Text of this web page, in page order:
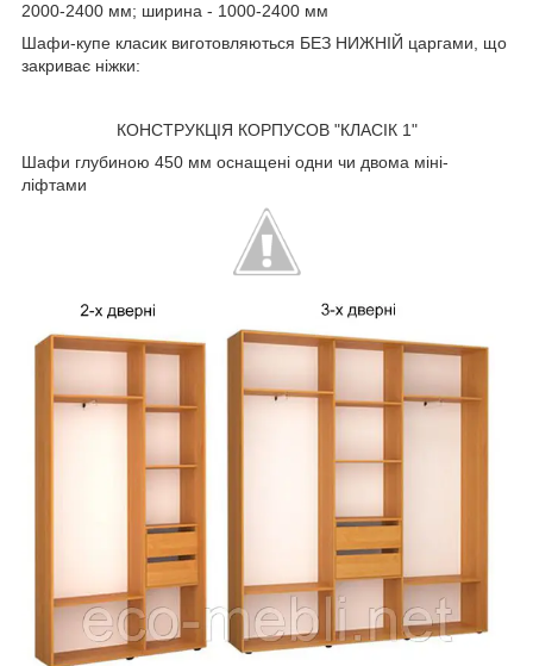
2000-2400 мм; ширина - 1000-2400 мм
Шафи-купе класик виготовляються БЕЗ НИЖНІЙ царгами, що
закриває ніжки:
КОНСТРУКЦІЯ КОРПУСОВ "КЛАСІК 1"
Шафи глубиною 450 мм оснащені одни чи двома міні-
ліфтами